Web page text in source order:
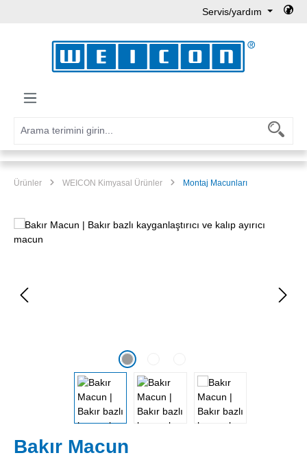
Servis/yardım
Ürünler WEICON Kimyasal Ürünler Montaj Macunları
Resim galerisini atla
Bakır Macun